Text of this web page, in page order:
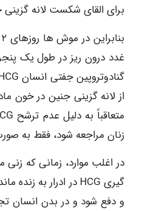
برای القای شکست لانه گزینی جنین
غدد درون ریز در طول یک
از لانه گزینی جنین در خون
زنان مراجعه شود، فقط به
در اغلب موارد، زمانی که زنی
و دفع شود و در بدن انسان